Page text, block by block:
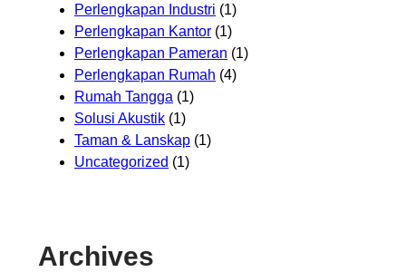
Perlengkapan Industri (1)
Perlengkapan Kantor (1)
Perlengkapan Pameran (1)
Perlengkapan Rumah (4)
Rumah Tangga (1)
Solusi Akustik (1)
Taman & Lanskap (1)
Uncategorized (1)
Archives